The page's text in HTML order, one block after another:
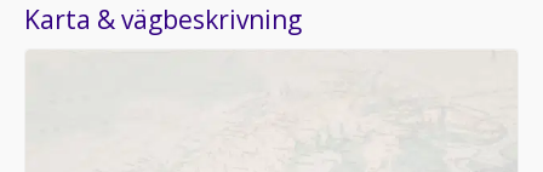
Karta & vägbeskrivning